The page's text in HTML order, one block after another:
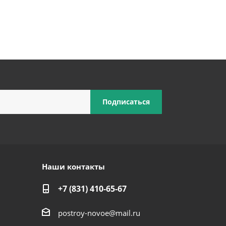
Наши контакты
+7 (831) 410-65-67
postroy-novoe@mail.ru